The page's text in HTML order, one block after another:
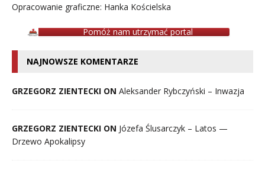
Opracowanie graficzne: Hanka Kościelska
Pomóż nam utrzymać portal
NAJNOWSZE KOMENTARZE
GRZEGORZ ZIENTECKI ON Aleksander Rybczyński – Inwazja
GRZEGORZ ZIENTECKI ON Józefa Ślusarczyk – Latos —
Drzewo Apokalipsy